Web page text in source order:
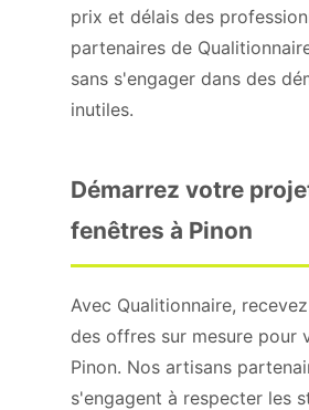
prix et délais des
partenaires de
sans s'engager dans des
inutiles.
Démarrez votre
fenêtres à Pinon
Avec Qualitionnaire,
des offres sur mesure pour
Pinon. Nos artisans
s'engagent à respecter les